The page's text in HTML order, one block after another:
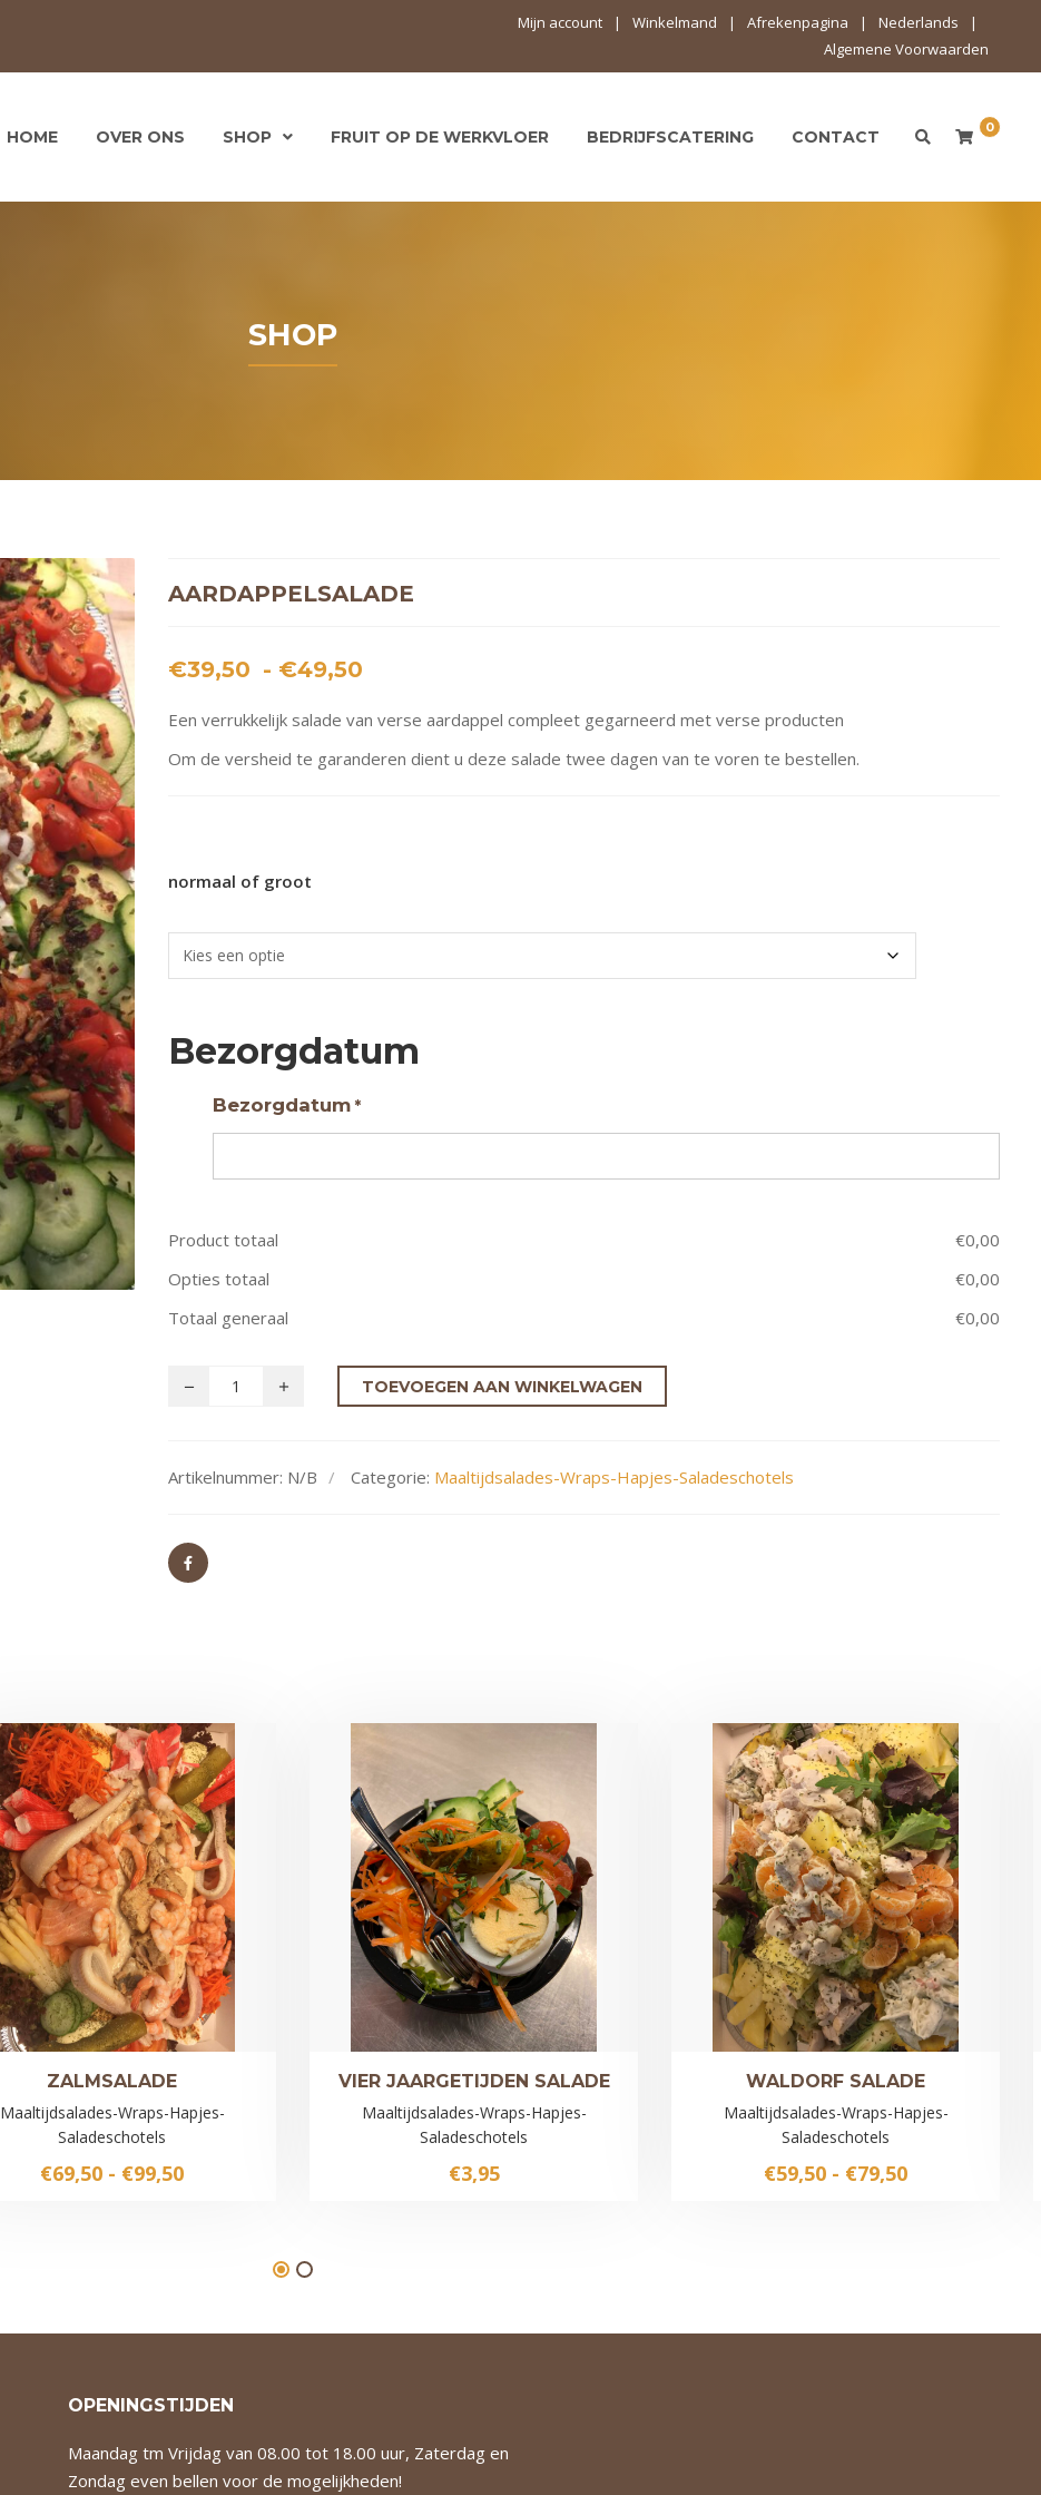
Mijn account Winkelmand Afrekenpagina
Nederlands
Algemene Voorwaarden
HOME OVER ONS SHOP FRUIT OP DE WERKVLOER BEDRIJFSCATERING CONTACT 0
SHOP
AARDAPPELSALADE
€39,50 - €49,50
tot
€49,50
Een verrukkelijk salade van verse aardappel compleet gegarneerd met verse producten
Om de versheid te garanderen dient u deze salade twee dagen van te voren te bestellen.
normaal of groot
Bezorgdatum
Bezorgdatum *
Product totaal €0,00
Opties totaal
€0,00
Totaal generaal
€0,00
TOEVOEGEN AAN WINKELWAGEN
Artikelnummer: N/B Categorie: Maaltijdsalades-Wraps-Hapjes-Saladeschotels
ZALMSALADE
Maaltijdsalades-Wraps-Hapjes-
Saladeschotels
€69,50 - €99,50Prijsklasse:
VIER JAARGETIJDEN SALADE
Maaltijdsalades-Wraps-Hapjes-
Saladeschotels
€3,95
WALDORF SALADE
Maaltijdsalades-Wraps-Hapjes-
Saladeschotels
€59,50 - €79,50Prijsklasse:
OPENINGSTIJDEN
Maandag tm Vrijdag van 08.00 tot 18.00 uur, Zaterdag en
Zondag even bellen voor de mogelijkheden!